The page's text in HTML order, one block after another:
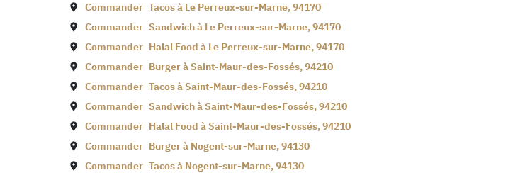
Commander Tacos à Le Perreux-sur-Marne,94170
Commander Sandwich à Le Perreux-sur-Marne,94170
Commander Halal Food à Le Perreux-sur-Marne,94170
Commander Burger àSaint-Maur-des-Fossés,94210
Commander Tacos àSaint-Maur-des-Fossés,94210
Commander Sandwich àSaint-Maur-des-Fossés,94210
Commander Halal Food àSaint-Maur-des-Fossés,94210
Commander Burger à Nogent-sur-Marne,94130
Commander Tacos à Nogent-sur-Marne,94130